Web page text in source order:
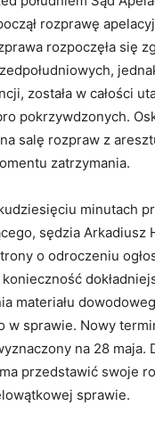
rozprawę
rozpoczęła się
została w całości
pokrzywdzonych.
salę rozpraw z
zatrzymania.
minutach
sędzia Arkadiusz
o odroczeniu
konieczność
materiału
w sprawie. Nowy
na 28 maja.
przedstawić swoje
sprawie.